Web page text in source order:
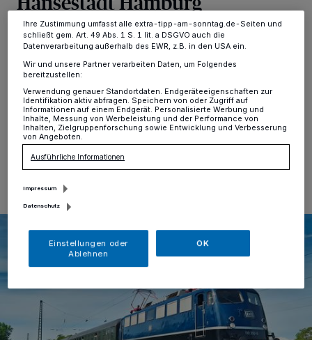
Mönchengladbach · Die Eisenbahnfreunde
Niederrhein/Grenzland e.V. veranstalten wieder eine
interessante Sonderfahrt: Am Samstag, 12. September,
findet eine nostalgische Tagesreise mit einem
Sonderzug nach Hamburg statt.
14.06.2026 , 09:50 Uhr
Informationen finden Sie in unserer Datenschutzerklärung.
Ihre Zustimmung umfasst alle extra-tipp-am-sonntag.de-Seiten und
schließt gem. Art. 49 Abs. 1 S. 1 lit. a DSGVO auch die
Datenverarbeitung außerhalb des EWR, z.B. in den USA ein.
Wir und unsere Partner verarbeiten Daten, um Folgendes
bereitzustellen:
Verwendung genauer Standortdaten. Endgeräteeigenschaften zur
Identifikation aktiv abfragen. Speichern von oder Zugriff auf
Informationen auf einem Endgerät. Personalisierte Werbung und
Inhalte, Messung von Werbeleistung und der Performance von
Inhalten, Zielgruppenforschung sowie Entwicklung und Verbesserung
von Angeboten.
Ausführliche Informationen
Impressum
Datenschutz
Einstellungen oder
Ablehnen
OK